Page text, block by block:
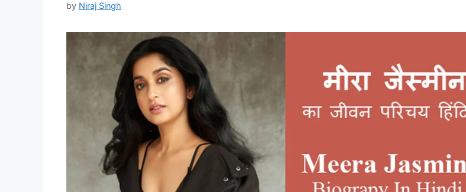
by Niraj Singh